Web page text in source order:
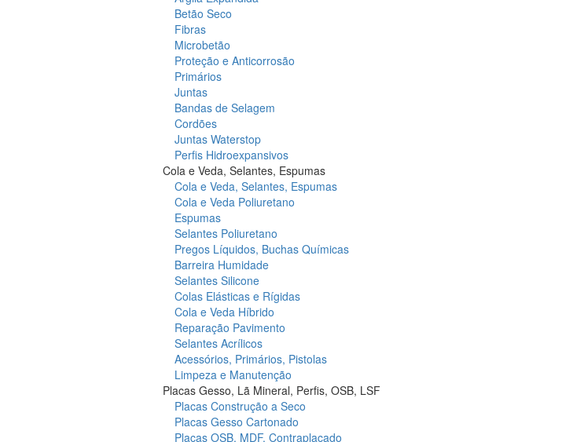
Betão Seco
Fibras
Microbetão
Proteção e Anticorrosão
Primários
Juntas
Bandas de Selagem
Cordões
Juntas Waterstop
Perfis Hidroexpansivos
Cola e Veda, Selantes, Espumas
Cola e Veda, Selantes, Espumas
Cola e Veda Poliuretano
Espumas
Selantes Poliuretano
Pregos Líquidos, Buchas Químicas
Barreira Humidade
Selantes Silicone
Colas Elásticas e Rígidas
Cola e Veda Híbrido
Reparação Pavimento
Selantes Acrílicos
Acessórios, Primários, Pistolas
Limpeza e Manutenção
Placas Gesso, Lã Mineral, Perfis, OSB, LSF
Placas Construção a Seco
Placas Gesso Cartonado
Placas OSB, MDF, Contraplacado